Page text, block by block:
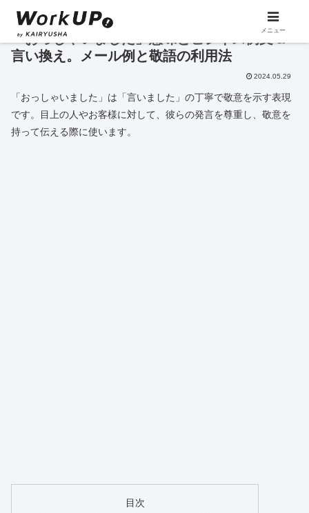
「おっしゃいました」意味とビジネス例文＆
言い換え。メール例と敬語の利用法
2024.05.29
「おっしゃいました」は「言いました」の丁寧で敬意を示す表現
です。目上の人やお客様に対して、彼らの発言を尊重し、敬意を
持って伝える際に使います。
目次
メニュー